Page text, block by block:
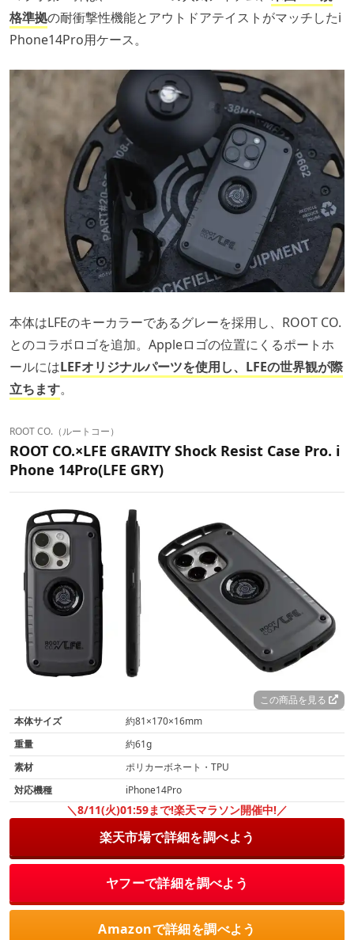
格準拠の耐衝撃性機能とアウトドアテイストがマッチしたi
Phone14Pro用ケース。
本体はLFEのキーカラーであるグレーを採用し、ROOT CO.
とのコラボロゴを追加。Appleロゴの位置にくるポートホ
ールにはLEFオリジナルパーツを使用し、LFEの世界観が際
立ちます。
ROOT CO.（ルートコー）
ROOT CO.×LFE GRAVITY Shock Resist Case Pro. i
Phone 14Pro(LFE GRY)
この商品を見る
本体サイズ
約81×170×16mm
重量
約61g
素材
ポリカーボネート・TPU
対応機種
iPhone14Pro
＼8/11(火)01:59まで!楽天マラソン開催中!／
楽天市場で詳細を調べよう
ヤフーで詳細を調べよう
Amazonで詳細を調べよう